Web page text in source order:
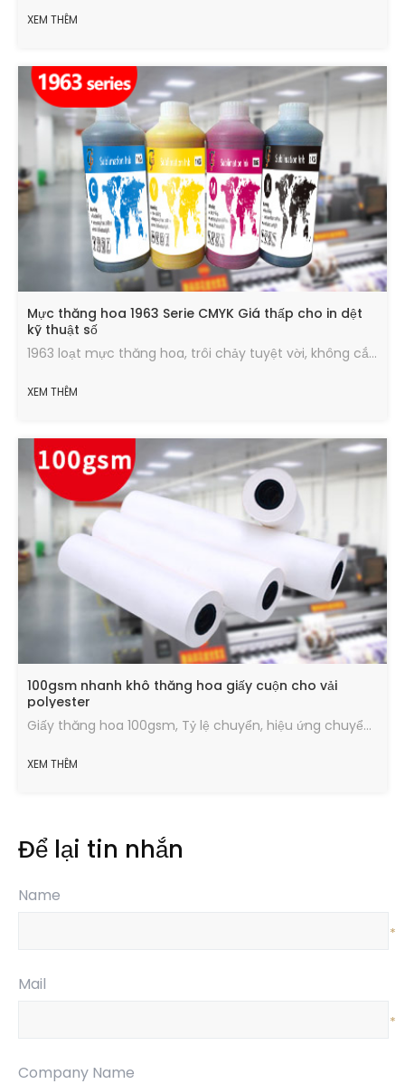
XEM THÊM
Mực thăng hoa 1963 Serie CMYK Giá thấp cho in dệt
kỹ thuật số
1963 loạt mực thăng hoa, trôi chảy tuyệt vời, không cắm hoặc phun nghiêng, không độc hại và thân thiện với môi trường, màu sắc tươi sáng, hiệu ứng chuyển tiếp tốt
XEM THÊM
100gsm nhanh khô thăng hoa giấy cuộn cho vải
polyester
Giấy thăng hoa 100gsm, Tỷ lệ chuyển, hiệu ứng chuyển nhiệt tốt, lượng mực tối đa, tốc độ sấy nhanh, chạy trong tình trạng tốt.
XEM THÊM
Để lại tin nhắn
Name
*
Mail
*
Company Name